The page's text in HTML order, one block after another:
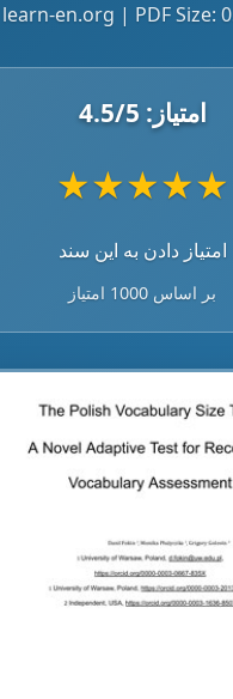
learn-en.org | PDF Size:
امتیاز: 4.5/5
★
★
★
★
★
امتیاز دادن به این سند
بر اساس 1000 امتیاز